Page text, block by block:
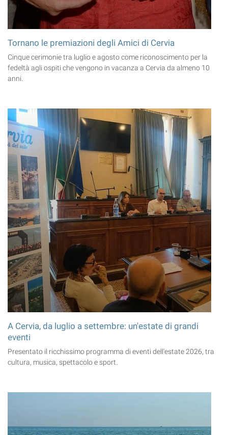
Tornano le premiazioni degli Amici di Cervia
Cinque cerimonie tra luglio e agosto come riconoscimento per la
fedeltà agli ospiti che vengono in vacanza a Cervia da almeno 10
anni.
A Cervia, da luglio a settembre: un'estate di grandi
eventi
Presentato il ricchissimo programma di eventi dell'estate 2026, tra
cultura, musica, spettacolo e sport.